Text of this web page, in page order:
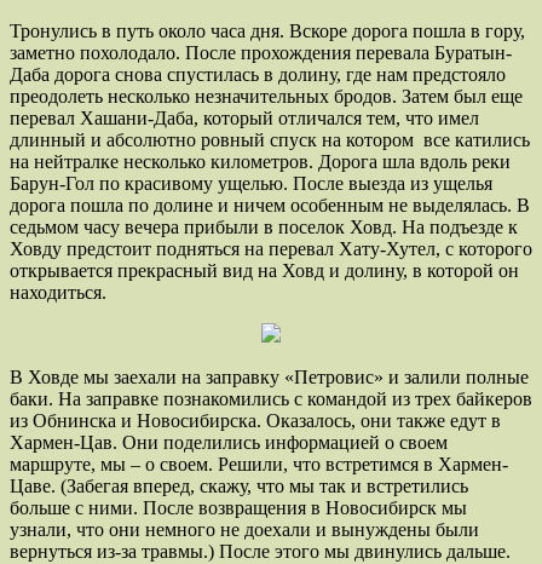
Тронулись в путь около часа дня. Вскоре дорога пошла в гору,
заметно похолодало. После прохождения перевала Буратын-
Даба дорога снова спустилась в долину, где нам предстояло
преодолеть несколько незначительных бродов. Затем был еще
перевал Хашани-Даба, который отличался тем, что имел
длинный и абсолютно ровный спуск на котором все катились
на нейтралке несколько километров. Дорога шла вдоль реки
Барун-Гол по красивому ущелью. После выезда из ущелья
дорога пошла по долине и ничем особенным не выделялась. В
седьмом часу вечера прибыли в поселок Ховд. На подъезде к
Ховду предстоит подняться на перевал Хату-Хутел, с которого
открывается прекрасный вид на Ховд и долину, в которой он
находиться.
В Ховде мы заехали на заправку «Петровис» и залили полные
баки. На заправке познакомились с командой из трех байкеров
из Обнинска и Новосибирска. Оказалось, они также едут в
Хармен-Цав. Они поделились информацией о своем
маршруте, мы – о своем. Решили, что встретимся в Хармен-
Цаве. (Забегая вперед, скажу, что мы так и встретились
больше с ними. После возвращения в Новосибирск мы
узнали, что они немного не доехали и вынуждены были
вернуться из-за травмы.) После этого мы двинулись дальше.